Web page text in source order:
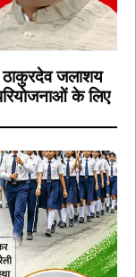
ठाकुरदेव जलाशय
के लिए